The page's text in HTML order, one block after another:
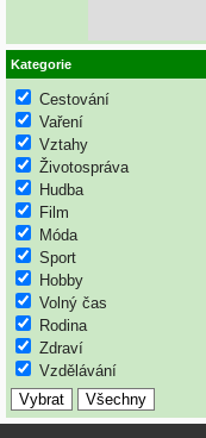
Kategorie
Cestování
Vaření
Vztahy
Životospráva
Hudba
Film
Móda
Sport
Hobby
Volný čas
Rodina
Zdraví
Vzdělávání